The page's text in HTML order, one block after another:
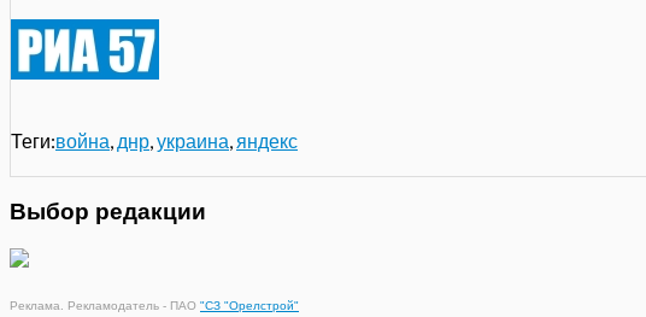
Теги:война днр украина яндекс
Выбор редакции
Реклама. Рекламодатель - ПАО "СЗ "Орелстрой"